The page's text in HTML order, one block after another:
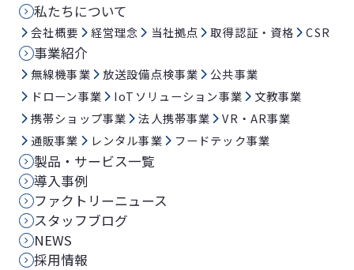
私たちについて
会社概要 経営理念 当社拠点 取得認証・資格 CSR
事業紹介
無線機事業 放送設備点検事業
公共事業
ドローン事業
IoTソリューション事業
文教事業
携帯ショップ事業
法人携帯事業
VR・AR事業
通販事業
レンタル事業 フードテック事業
製品・サービス一覧
導入事例
ファクトリーニュース
スタッフブログ
NEWS
採用情報